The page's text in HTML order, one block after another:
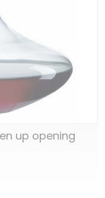
up opening